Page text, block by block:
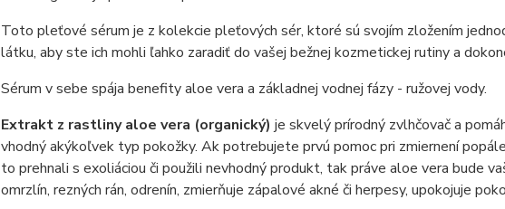
Toto pleťové sérum je z kolekcie pleťových sér, ktoré sú svojím zložením
látku, aby ste ich mohli ľahko zaradiť do vašej bežnej kozmetickej rutiny a
Sérum v sebe spája benefity aloe vera a základnej vodnej fázy - ružovej vody.
Extrakt z rastliny aloe vera (organický) je skvelý prírodný zvlhčovač a
vhodný akýkoľvek typ pokožky. Ak potrebujete prvú pomoc pri zmiernení
to prehnali s exoliáciou či použili nevhodný produkt, tak práve aloe vera bude
omrzlín, rezných rán, odrenín, zmierňuje zápalové akné či herpesy, upokojuje